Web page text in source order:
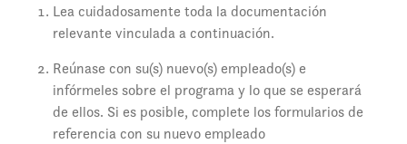
Lea cuidadosamente toda la documentación
relevante vinculada a continuación.
Reúnase con su(s) nuevo(s) empleado(s) e
infórmeles sobre el programa y lo que se esperará
de ellos. Si es posible, complete los formularios de
referencia con su nuevo empleado